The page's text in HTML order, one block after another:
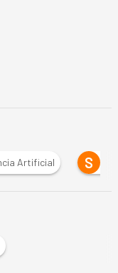
S Software